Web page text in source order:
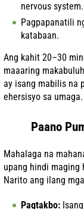
nervous system.
Pagpapanatili
katabaan.
Ang kahit 20–30
maaaring
ay isang mabilis na
ehersisyo sa umaga.
Paano
Mahalaga na
upang hindi maging
Narito ang ilang
Pagtakbo: